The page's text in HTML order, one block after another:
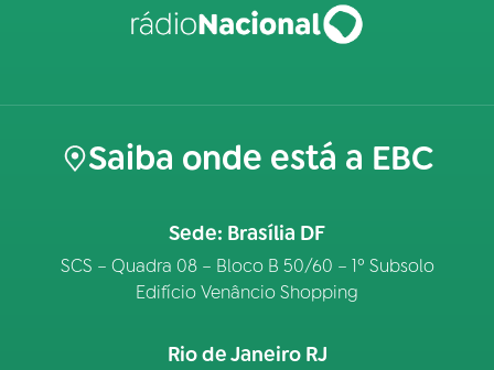
Saiba onde está a EBC
Sede: Brasília DF
SCS – Quadra 08 – Bloco B 50/60 – 1º Subsolo
Edifício Venâncio Shopping
Rio de Janeiro RJ